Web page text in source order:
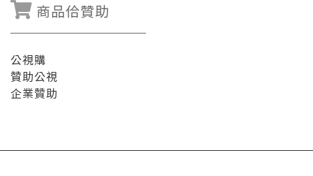
商品佮贊助
公視購
贊助公視
企業贊助